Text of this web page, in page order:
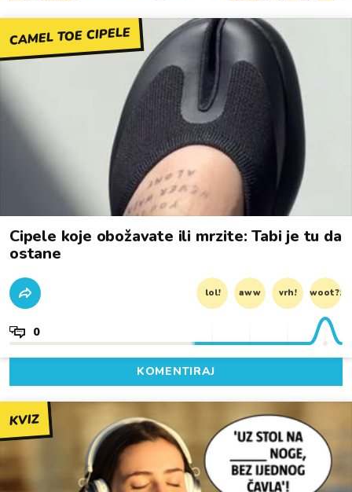
CAMEL TOE CIPELE
Cipele koje obožavate ili mrzite: Tabi je tu da
ostane
lol! aww vrh! woot?!
0
KOMENTIRAJ
KVIZ